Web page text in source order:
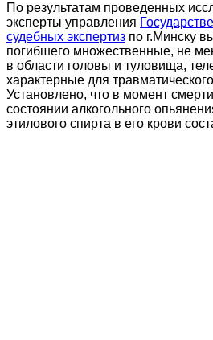
По результатам проведенных
эксперты управления
судебных экспертиз по г.Минску
погибшего множественные, не
в области головы и туловища,
характерные для
Установлено, что в момент
состоянии алкогольного
этилового спирта в его крови